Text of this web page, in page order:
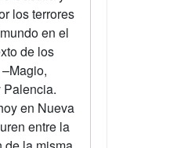
los terrores
en el
de los
Palencia.
en Nueva
entre la